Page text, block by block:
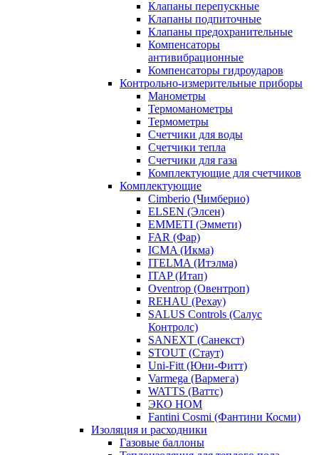
Клапаны перепускные
Клапаны подпиточные
Клапаны предохранительные
Компенсаторы
антивибрационные
Компенсаторы гидроударов
Контрольно-измерительные приборы
Манометры
Термоманометры
Термометры
Счетчики для воды
Счетчики тепла
Счетчики для газа
Комплектующие для счетчиков
Комплектующие
Cimberio (Чимберио)
ELSEN (Элсен)
EMMETI (Эммети)
FAR (Фар)
ICMA (Икма)
ITELMA (Итэлма)
ITAP (Итап)
Oventrop (Овентроп)
REHAU (Рехау)
SALUS Controls (Салус
Контролс)
SANEXT (Санекст)
STOUT (Стаут)
Uni-Fitt (Юни-Фитт)
Varmega (Вармега)
WATTS (Ваттс)
ЭКО НОМ
Fantini Cosmi (Фантини Косми)
Изоляция и расходники
Газовые баллоны